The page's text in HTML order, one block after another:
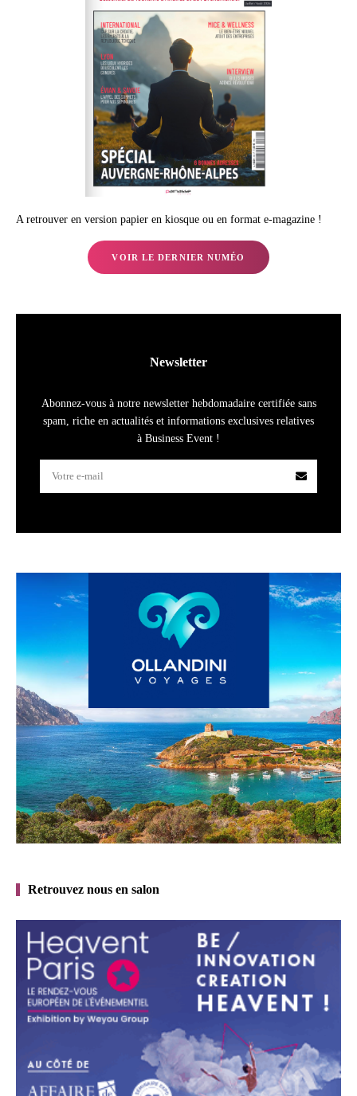
A retrouver en version papier en kiosque ou en format e-magazine !
VOIR LE DERNIER NUMÉO
Newsletter
Abonnez-vous à notre newsletter hebdomadaire certifiée sans
spam, riche en actualités et informations exclusives relatives
à Business Event !
Retrouvez nous en salon